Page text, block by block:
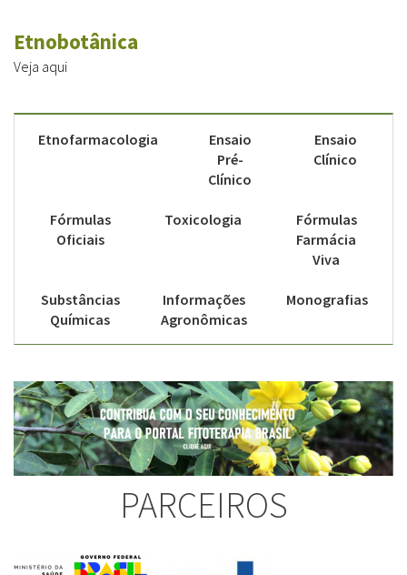
Etnobotânica
Veja aqui
Etnofarmacologia
Ensaio
Pré-
Clínico
Ensaio
Clínico
Fórmulas
Oficiais
Toxicologia
Fórmulas
Farmácia
Viva
Substâncias
Químicas
Informações
Agronômicas
Monografias
PARCEIROS